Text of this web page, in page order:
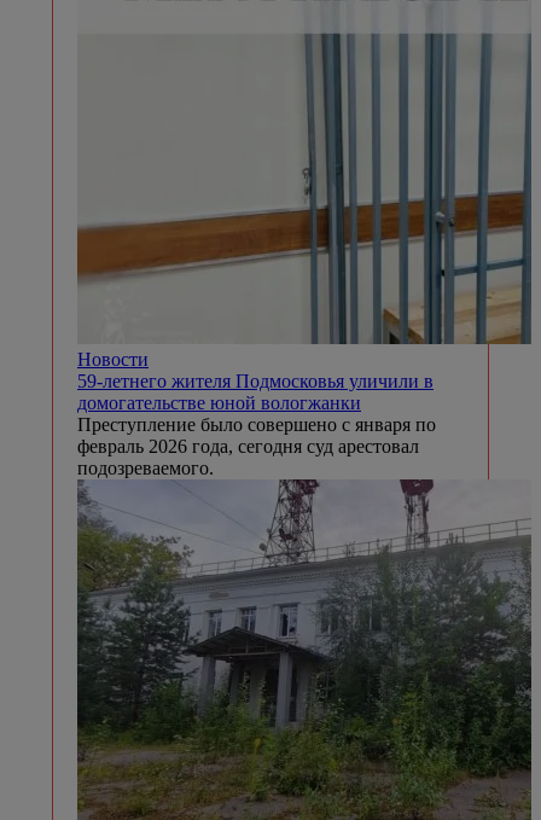
Новости
59-летнего жителя Подмосковья уличили в
домогательстве юной вологжанки
Преступление было совершено с января по
февраль 2026 года, сегодня суд арестовал
подозреваемого.